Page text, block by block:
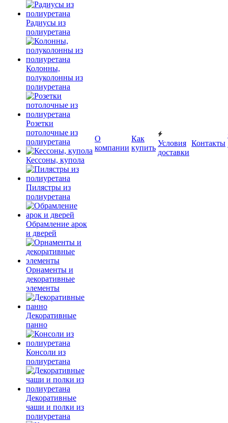
Радиусы из
полиуретана
Колонны,
полуколонны из
полиуретана
Розетки
потолочные из
полиуретана
Кессоны, купола
Пилястры из
полиуретана
Обрамление арок
и дверей
Орнаменты и
декоративные
элементы
Декоративные
панно
Консоли из
полиуретана
Декоративные
чаши и полки из
полиуретана
О
компании
Как
купить
Условия
доставки
Контакты